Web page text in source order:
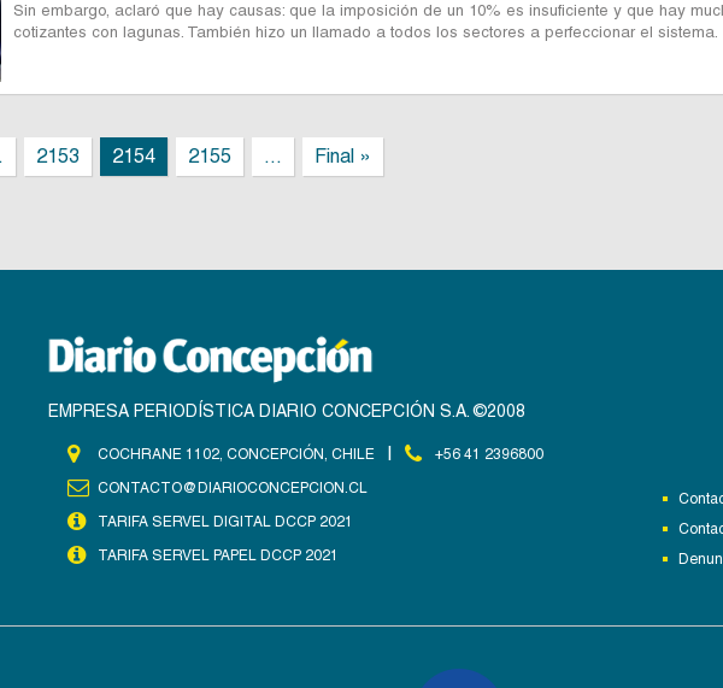
Sin embargo, aclaró que hay causas: que la imposición de un 10% es insuficiente y que hay
cotizantes con lagunas. También hizo un llamado a todos los sectores a perfeccionar el sistema.
2153 2154 2155 ... Final »
EMPRESA PERIODÍSTICA DIARIO CONCEPCIÓN S.A. ©2008
COCHRANE 1102, CONCEPCIÓN, CHILE
+56 41 2396800
CONTACTO@DIARIOCONCEPCION.CL
TARIFA SERVEL DIGITAL DCCP 2021
TARIFA SERVEL PAPEL DCCP 2021